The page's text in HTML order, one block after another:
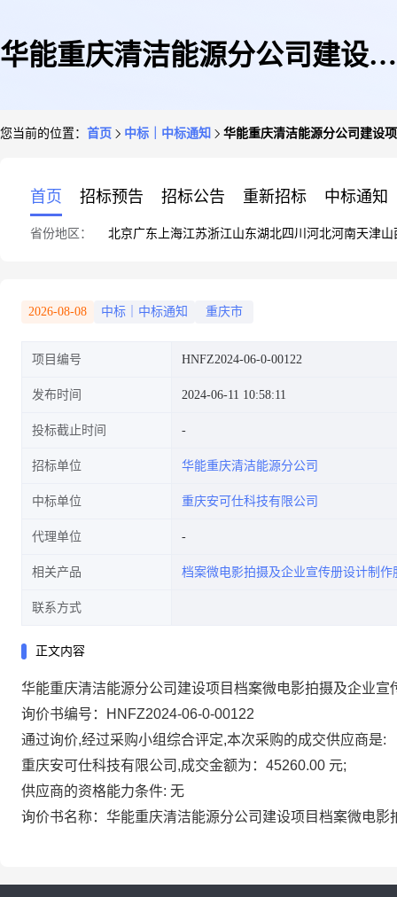
华能重庆清洁能源分公司建设项
您当前的位置： 首页 中标｜中标通知 华能重庆清洁能源分公司建设
首页 招标预告 招标公告 重新招标 中标通知
省份地区： 北京广东 上海江苏浙江山东湖北四川 河北河南天津山
2026-08-08 中标｜中标通知 重庆市
项目编号 HNFZ2024-06-0-00122
发布时间 2024-06-11 10:58:11
投标截止时间
招标单位 华能重庆清洁能源分公司
中标单位 重庆安可仕科技有限公司
代理单位
相关产品 档案微电影拍摄及企业宣传册设计制作
联系方式
正文内容
华能重庆清洁能源分公司建设项目档案微电影拍摄及企业宣
询价书编号：HNFZ2024-06-0-00122
通过询价,经过采购小组综合评定,本次采购的成交供应商是:
重庆安可仕科技有限公司,成交金额为：45260.00 元;
供应商的资格能力条件: 无
询价书名称：华能重庆清洁能源分公司建设项目档案微电影